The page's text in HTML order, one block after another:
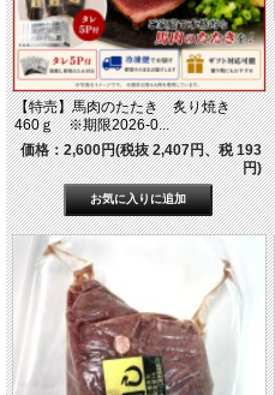
【特売】馬肉のたたき 炙り焼き
460ｇ ※期限2026-0...
価格：2,600円(税抜 2,407円、税 193
円)